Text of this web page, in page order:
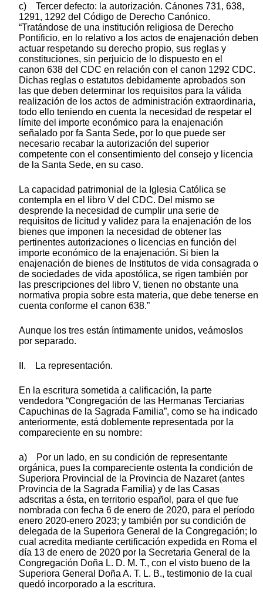
c) Tercer defecto: la autorización. Cánones 731, 638,
1291, 1292 del Código de Derecho Canónico.
“Tratándose de una institución religiosa de Derecho
Pontificio, en lo relativo a los actos de enajenación deben
actuar respetando su derecho propio, sus reglas y
constituciones, sin perjuicio de lo dispuesto en el
canon 638 del CDC en relación con el canon 1292 CDC.
Dichas reglas o estatutos debidamente aprobados son
las que deben determinar los requisitos para la válida
realización de los actos de administración extraordinaria,
todo ello teniendo en cuenta la necesidad de respetar el
límite del importe económico para la enajenación
señalado por fa Santa Sede, por lo que puede ser
necesario recabar la autorización del superior
competente con el consentimiento del consejo y licencia
de la Santa Sede, en su caso.
La capacidad patrimonial de la Iglesia Católica se
contempla en el libro V del CDC. Del mismo se
desprende la necesidad de cumplir una serie de
requisitos de licitud y validez para la enajenación de los
bienes que imponen la necesidad de obtener las
pertinentes autorizaciones o licencias en función del
importe económico de la enajenación. Si bien la
enajenación de bienes de Institutos de vida consagrada o
de sociedades de vida apostólica, se rigen también por
las prescripciones del libro V, tienen no obstante una
normativa propia sobre esta materia, que debe tenerse en
cuenta conforme el canon 638.”
Aunque los tres están íntimamente unidos, veámoslos
por separado.
II. La representación.
En la escritura sometida a calificación, la parte
vendedora “Congregación de las Hermanas Terciarias
Capuchinas de la Sagrada Familia”, como se ha indicado
anteriormente, está doblemente representada por la
compareciente en su nombre:
a) Por un lado, en su condición de representante
orgánica, pues la compareciente ostenta la condición de
Superiora Provincial de la Provincia de Nazaret (antes
Provincia de la Sagrada Familia) y de las Casas
adscritas a ésta, en territorio español, para el que fue
nombrada con fecha 6 de enero de 2020, para el período
enero 2020-enero 2023; y también por su condición de
delegada de la Superiora General de la Congregación; lo
cual acredita mediante certificación expedida en Roma el
día 13 de enero de 2020 por la Secretaria General de la
Congregación Doña L. D. M. T., con el visto bueno de la
Superiora General Doña A. T. L. B., testimonio de la cual
quedó incorporado a la escritura.